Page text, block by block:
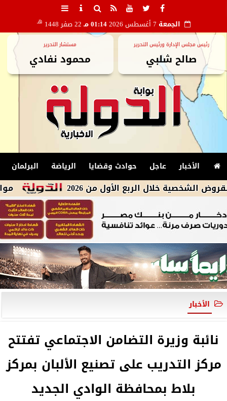
الجمعة 01:14 مـ 22 صفر 1448 هـ
رئيس مجلس الإدارة ورئيس التحرير
صالح شلبي
مستشار التحرير
محمود نفادي
الأخبار عاجل حوادث وقضايا الرياضة البرلمان
مواعيد مباريات اليوم الجمعة 7 أغسطس الربع الأول من 2026
الأخبار
نائبة وزيرة التضامن الاجتماعي تفتتح
مركز التدريب على تصنيع الألبان بمركز
بلاط بمحافظة الوادي الجديد